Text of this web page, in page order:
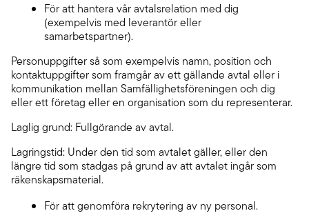
För att hantera vår avtalsrelation med dig
(exempelvis med leverantör eller
samarbetspartner).
Personuppgifter så som exempelvis namn, position och
kontaktuppgifter som framgår av ett gällande avtal eller i
kommunikation mellan Samfällighetsföreningen och dig
eller ett företag eller en organisation som du representerar.
Laglig grund: Fullgörande av avtal.
Lagringstid: Under den tid som avtalet gäller, eller den
längre tid som stadgas på grund av att avtalet ingår som
räkenskapsmaterial.
För att genomföra rekrytering av ny personal.